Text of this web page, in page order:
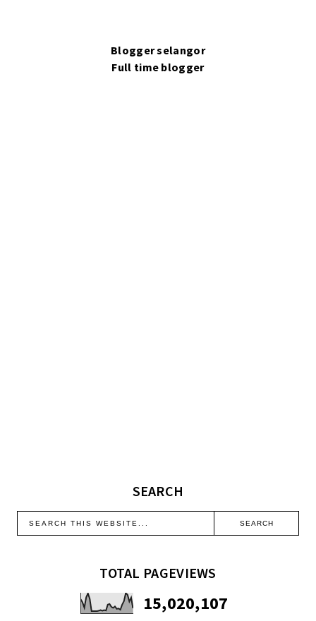
Blogger selangor
Full time blogger
SEARCH
TOTAL PAGEVIEWS
15,020,107